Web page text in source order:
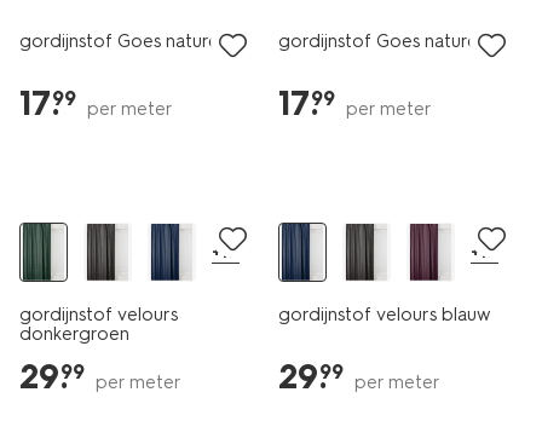
gordijnstof Goes naturel
17.
99 per meter
gordijnstof Goes naturel
17.
99 per meter
+17
gordijnstof velours
donkergroen
29.
99 per meter
+17
gordijnstof velours blauw
29.
99 per meter